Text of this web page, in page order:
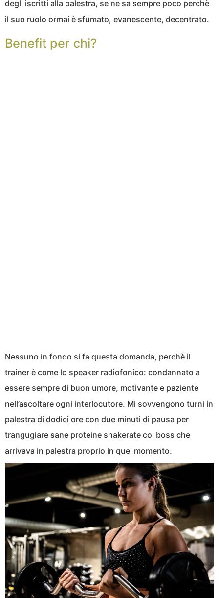
degli iscritti alla palestra, se ne sa sempre poco perchè
il suo ruolo ormai è sfumato, evanescente, decentrato.
Benefit per chi?
Nessuno in fondo si fa questa domanda, perchè il
trainer è come lo speaker radiofonico: condannato a
essere sempre di buon umore, motivante e paziente
nell’ascoltare ogni interlocutore. Mi sovvengono turni in
palestra di dodici ore con due minuti di pausa per
trangugiare sane proteine shakerate col boss che
arrivava in palestra proprio in quel momento.